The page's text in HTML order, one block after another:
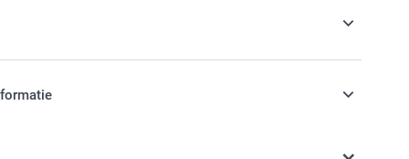
nog luxueuzer door te kiezen voor
of Premium mat papier